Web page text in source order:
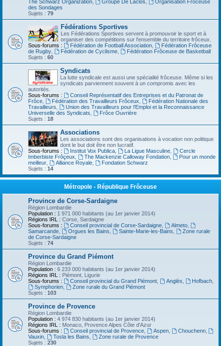
The Schwarz Organization Groupe De Laclos
Organisation Frôceuse
des Sondages
Sujets : 79
Fédérations Sportives
Les Fédérations Sportives servent à promouvoir le sport et à
organiser des compétitions sur l'ensemble du territoire frôceux.
Sous-forums :
Fédération de Football Association,
Fédération Frôceuse
de Rugby
Fédération de Cyclisme,
Fédération Frôceuse de Basketball
Sujets : 60
Syndicats
La lutte syndicale est aussi une spécialité frôceuse. Même si les
syndicats parviennent souvent à un compromis avec les
autorités.
Sous-forums :
Conseil Représentatif des Entreprises et du Patronat de
Frôce
Fédération des Travailleurs Frôceux
Fédération Nationale des
Travailleurs
Union des Travailleurs pour l'Emploi et la Reconnaissance
Universelle des Syndicats
Frôce Ouvrière
Sujets : 18
Associations
Les associations sont des organisations à vocation non politique
dont le but doit être non lucratif.
Sous-forums :
Institut Vox Publica, La Ligue Masculine,
Cercle
Imberbiste Frôçeux
The Mackenzie Calloway Fondation,
Pour un monde
meilleur
Alliance Royale,
Fondation Schwarz
Sujets : 14
Métropole - République Frôceuse
Province de Corse-Sardaigne
Région Lombardie
Population : 1 971 000 habitants (au 1er janvier 2014)
Régions IRL : Corse, Sardaigne
Sous-forums :
Conseil provincial de Corse-Sardaigne, Almeto,
Samarcande
Orgues les Bains Sainte-Marie-les-Bains
Zone rurale
de Corse-Sardaigne
Sujets : 74
Province du Grand Piémont
Région Lombardie
Population : 6 233 000 habitants (au 1er janvier 2014)
Régions IRL : Piémont, Ligurie
Sous-forums :
Conseil provincial du Grand Piémont, Anglès Hofbach,
Symphorien,
Zone rurale du Grand Piémont
Sujets : 103
Province de Provence
Région Lombardie
Population : 4 974 830 habitants (au 1er janvier 2014)
Régions IRL : Monaco, Provence Alpes Côte d'Azur
Sous-forums :
Conseil provincial de Provence, Aspen, Chouchenn,
Vauxin
Tosla les Bains
Zone rurale de Provence
Sujets : 230